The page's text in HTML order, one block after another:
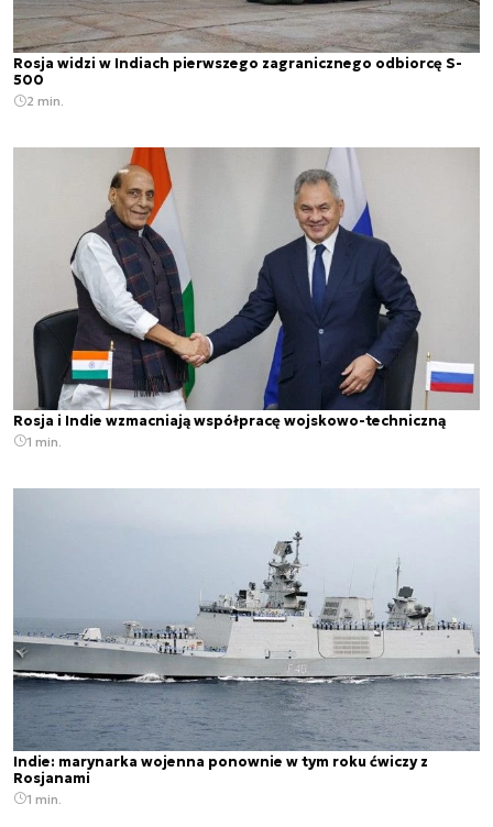
Rosja widzi w Indiach pierwszego zagranicznego odbiorcę S-
500
2 min.
Rosja i Indie wzmacniają współpracę wojskowo-techniczną
1 min.
Indie: marynarka wojenna ponownie w tym roku ćwiczy z
Rosjanami
1 min.